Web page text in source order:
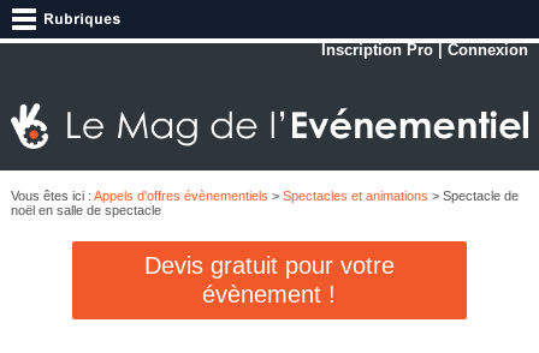
Inscription Pro |Connexion
Vous êtes ici : Appels d'offres évènementiels > Spectacles et animations > Spectacle de
noël en salle de spectacle
Devis gratuit pour votre
évènement !